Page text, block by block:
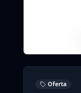
Oferta